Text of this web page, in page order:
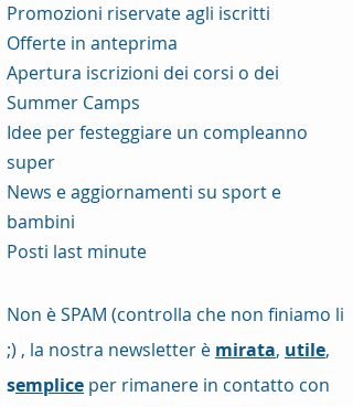
Promozioni riservate agli iscritti
Offerte in anteprima
Apertura iscrizioni dei corsi o dei
Summer Camps
Idee per festeggiare un compleanno
super
News e aggiornamenti su sport e
bambini
Posti last minute
Non è SPAM (controlla che non finiamo li
;) , la nostra newsletter è mirata, utile,
semplice per rimanere in contatto con